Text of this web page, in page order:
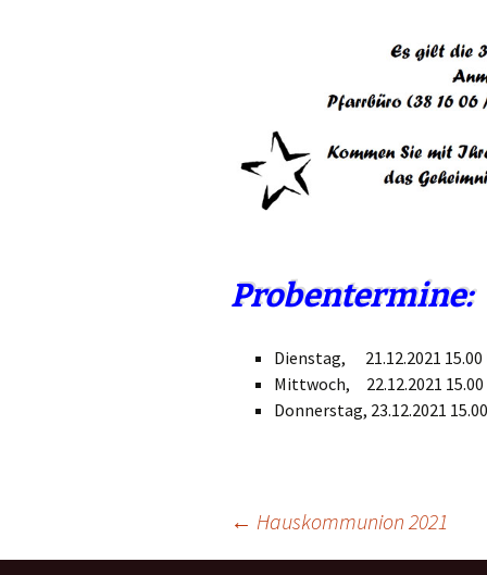
Probentermine:
Dienstag, 21.12.2021
Mittwoch, 22.12.2021
Donnerstag, 23.12.2021
← Hauskommunion 2021